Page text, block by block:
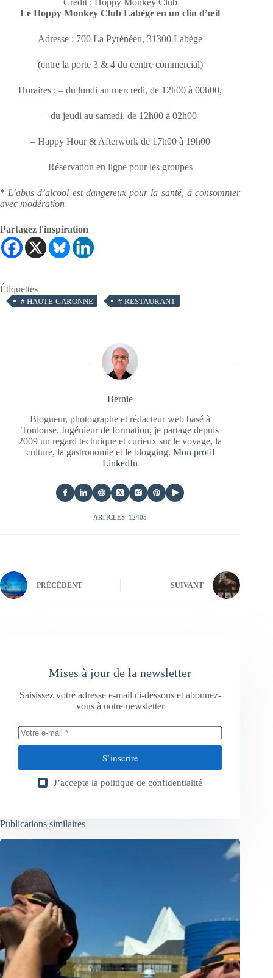
Crédit : Hoppy Monkey Club
Le Hoppy Monkey Club Labège en un clin d’œil
Adresse : 700 La Pyrénéen, 31300 Labège
(entre la porte 3 & 4 du centre commercial)
Horaires : – du lundi au mercredi, de 12h00 à 00h00,
– du jeudi au samedi, de 12h00 à 02h00
– Happy Hour & Afterwork de 17h00 à 19h00
Réservation en ligne pour les groupes
* L’abus d’alcool est dangereux pour la santé, à consommer
avec modération
Partagez l'inspiration
Étiquettes
# HAUTE-GARONNE # RESTAURANT
Bernie
Blogueur, photographe et rédacteur web basé à
Toulouse. Ingénieur de formation, je partage depuis
2009 un regard technique et curieux sur le voyage, la
culture, la gastronomie et le blogging. Mon profil
LinkedIn
ARTICLES: 12405
PRÉCÉDENT SUIVANT
Mises à jour de la newsletter
Saisissez votre adresse e-mail ci-dessous et abonnez-
vous à notre newsletter
S’inscrire
J’accepte la politique de confidentialité
Publications similaires